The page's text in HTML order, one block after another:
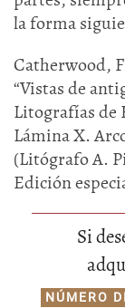
la forma
Catherwood,
“Vistas de
Litografías de
Lámina X.
(Litógrafo A.
Edición
Si
NÚMERO